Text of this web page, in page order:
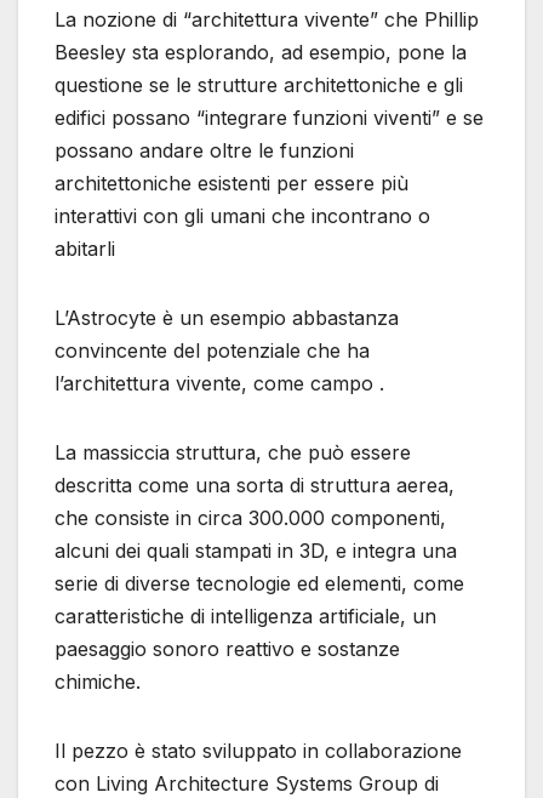
La nozione di “architettura vivente” che Phillip
Beesley sta esplorando, ad esempio, pone la
questione se le strutture architettoniche e gli
edifici possano “integrare funzioni viventi” e se
possano andare oltre le funzioni
architettoniche esistenti per essere più
interattivi con gli umani che incontrano o
abitarli
L’Astrocyte è un esempio abbastanza
convincente del potenziale che ha
l’architettura vivente, come campo .
La massiccia struttura, che può essere
descritta come una sorta di struttura aerea,
che consiste in circa 300.000 componenti,
alcuni dei quali stampati in 3D, e integra una
serie di diverse tecnologie ed elementi, come
caratteristiche di intelligenza artificiale, un
paesaggio sonoro reattivo e sostanze
chimiche.
Il pezzo è stato sviluppato in collaborazione
con Living Architecture Systems Group di